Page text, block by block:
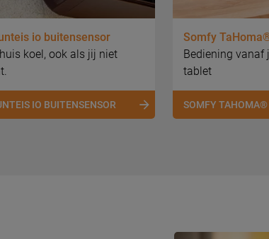
io buitensensor
koel, ook als jij niet
IO BUITENSENSOR
Somfy
Bediening vanaf
tablet
SOMFY TAHOMA®